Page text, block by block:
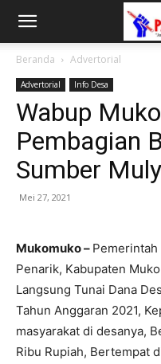
Beranda Advertorial
Advertorial Info Desa
Wabup
Pembagian
Sumber
Mei 27, 2021
Mukomuko – Pemerintah
Penarik, Kabupaten
Langsung Tunai Dana
Tahun Anggaran 2021,
masyarakat di desanya,
Ribu Rupiah, Bertempat